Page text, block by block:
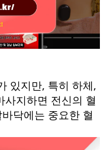
있지만, 특히 하체,
사지하면 전신의 혈
닥에는 중요한 혈